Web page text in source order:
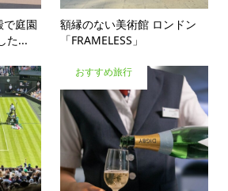
で庭園
た...
額縁のない美術館 ロンドン
「FRAMELESS」
おすすめ旅行